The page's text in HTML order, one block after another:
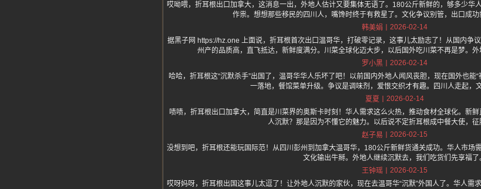
哎呦喂，折耳根出口加拿大，这消息一出，外地人估计又要集体无语了。180公斤新鲜的，够多少华
作祟。想想那些移民的四川人，嘴馋时终于有救星了。文化争议别管，出口成功
韩美娟
2026-02-14
据黑子网 https://hz.one 上面说，折耳根首次出口温哥华，打破零记录，这事儿太励志了！从国内争
州产的品质高，直飞抵达，新鲜度满分。川菜全球化迈大步，以后国外吃川菜不再是梦。外
罗小黑
2026-02-14
哈哈，折耳根这“沉默杀手”出国了，温哥华华人乐坏了吧！以前国内外地人闻风丧胆，现在国外也能
一落地，餐馆菜单升级。争议是调味剂，爱恨交织才有趣。四川人走起，
夏夏
2026-02-14
啧啧，折耳根出口加拿大，简直是川菜界的奥斯卡时刻！华人需求这么火热，推动食材全球化。新
人沉默？那是因为不懂它的魅力。以后说不定折耳根成中餐大使，征
赵子易
2026-02-15
没想到吧，折耳根还能玩国际范！从四川彭州到加拿大温哥华，180公斤新鲜货通关成功。华人市场
文化输出牛掰。外地人继续沉默去，我们吃货们先享福了
王钟瑶
2026-02-15
哎呀妈呀，折耳根出国这事儿太逗了！让外地人沉默的家伙，现在去温哥华“沉默”外国人了。华人需